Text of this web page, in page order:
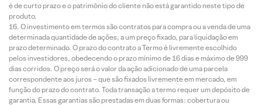
é de curto prazo e o patrimônio do cliente não está garantido neste tipo de
produto.
O investimento em termos são contratos para compra ou a venda de uma
determinada quantidade de ações, a um preço fixado, para liquidação em
prazo determinado. O prazo do contrato a Termo é livremente escolhido
pelos investidores, obedecendo o prazo mínimo de 16 dias e máximo de 999
dias corridos. O preço será o valor da ação adicionado de uma parcela
correspondente aos juros – que são fixados livremente em mercado, em
função do prazo do contrato. Toda transação a termo requer um depósito de
garantia. Essas garantias são prestadas em duas formas: cobertura ou